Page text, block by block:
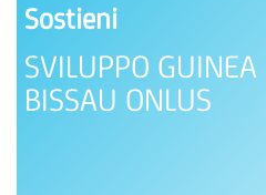
Sostieni
SVILUPPO GUINEA
BISSAU ONLUS